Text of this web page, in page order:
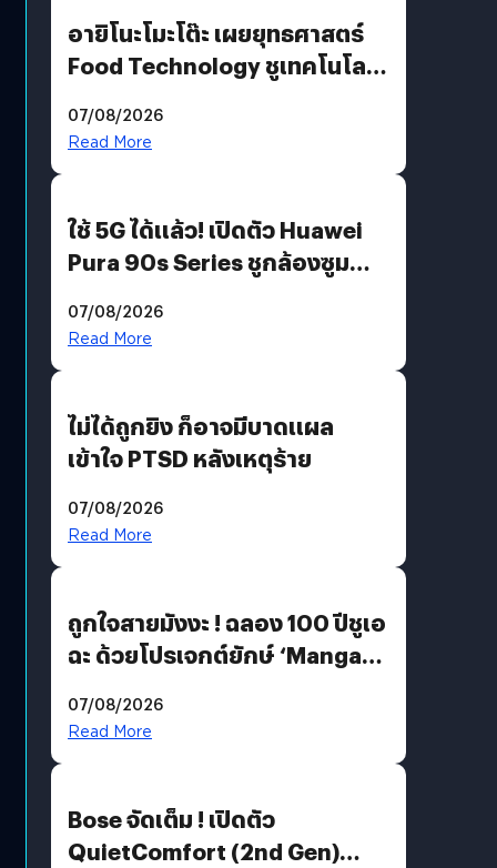
อายิโนะโมะโต๊ะ เผยยุทธศาสตร์
Food Technology ชูเทคโนโลยี
บริโภคและ B2B
07/08/2026
Read More
ใช้ 5G ได้แล้ว! เปิดตัว Huawei
Pura 90s Series ชูกล้องซูม
07/08/2026
Read More
ไม่ได้ถูกยิง ก็อาจมีบาดแผล
เข้าใจ PTSD หลังเหตุร้าย
07/08/2026
Read More
ถูกใจสายมังงะ ! ฉลอง 100 ปีชูเอ
ฉะ ด้วยโปรเจกต์ยักษ์ ‘Manga
มีภาษาไทยด้วย
07/08/2026
Read More
Bose จัดเต็ม ! เปิดตัว
QuietComfort (2nd Gen)